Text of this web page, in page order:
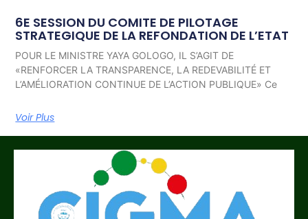
6E SESSION DU COMITE DE PILOTAGE
STRATEGIQUE DE LA REFONDATION DE L’ETAT
POUR LE MINISTRE YAYA GOLOGO, IL S’AGIT DE
«RENFORCER LA TRANSPARENCE, LA REDEVABILITÉ ET
L’AMÉLIORATION CONTINUE DE L’ACTION PUBLIQUE» Ce
Voir Plus